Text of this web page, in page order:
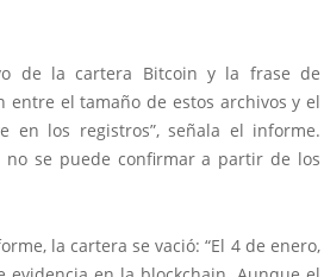
de la cartera Bitcoin y la frase de
entre el tamaño de estos archivos y el
en los registros”, señala el informe.
se puede confirmar a partir de los
la cartera se vació: “El 4 de enero,